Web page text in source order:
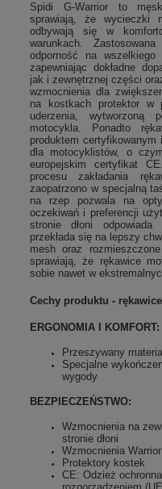
Spidi G-Warrior to
sprawiają, że wycieczki
odbywają się w
warunkach.
odporność na
zapewniając dokładne
jak i zewnętrznej części
wzmocnienia dla
na kostkach protektor w
uderzenia, wytworzoną
motocykla. Ponadto
produktem
dla motocyklistów, o
europejskim certyfikat
procesu zakładania
zaopatrzono w specjalną
na rzep pozwala na
oczekiwań i preferencji
stronie dłoni
przekłada się na lepszy
mesh oraz
sprawiają, że rękawice
sobie nawet w
Cechy produktu -
ERGONOMIA I KOMFORT:
Przeszywany
Specjalne
wygody
BEZPIECZEŃSTWO:
Wzmocnienia na
stronie dłoni
Wzmocnienia
Protektory kostek
CE: Odzież